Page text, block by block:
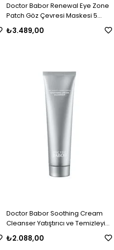
Doctor Babor Renewal Eye Zone
Patch Göz Çevresi Maskesi 5
₺3.489,00
Doctor Babor Soothing Cream
Cleanser Yatıştırıcı ve Temizleyici
Krem 150 ml
₺2.088,00